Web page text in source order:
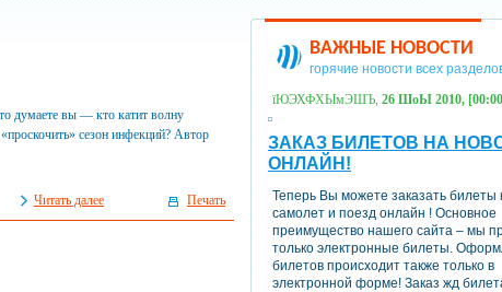
вы — кто катит волну
сезон инфекций? Автор
Читать далее Печать
ВАЖНЫЕ НОВОСТИ
горячие новости всех
їЮЭХФХЫмЭШЪ, 26 ШоЫ 2010,
ЗАКАЗ БИЛЕТОВ НА
ОНЛАЙН!
Теперь Вы можете заказать билеты
самолет и поезд онлайн ! Основное
преимущество нашего сайта – мы
только электронные билеты.
билетов происходит также только в
электронной форме! Заказ жд